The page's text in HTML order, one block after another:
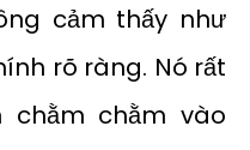
cảm thấy như
rõ ràng. Nó rất
chằm chằm vào